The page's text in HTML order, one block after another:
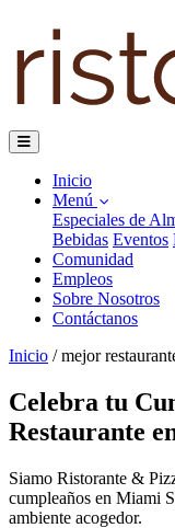
Inicio
Menú
Especiales de
Bebidas Eventos
Comunidad
Empleos
Sobre Nosotros
Contáctanos
Inicio / mejor
Celebra tu
Restaurante
Siamo Ristorante &
cumpleaños en Miami
ambiente acogedor.